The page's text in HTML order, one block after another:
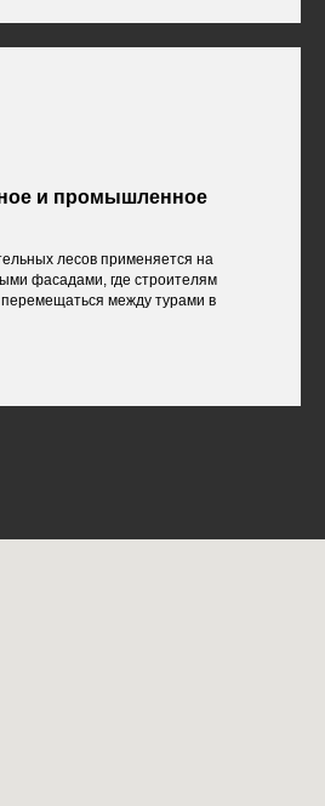
и промышленное
лесов применяется на
фасадами, где строителям
между турами в